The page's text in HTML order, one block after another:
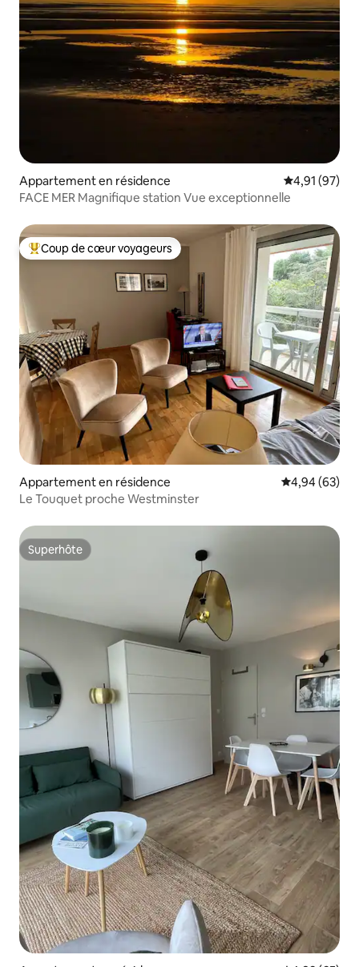
Appartement en résidence Évaluation
4,91 (97)
FACE MER Magnifique station Vue exceptionnelle
Coups de cœur voyageurs les plus appréciés
Coup de cœur voyageurs
Appartement en résidence Évaluation
4,94 (63)
Le Touquet proche Westminster
Superhôte
Superhôte